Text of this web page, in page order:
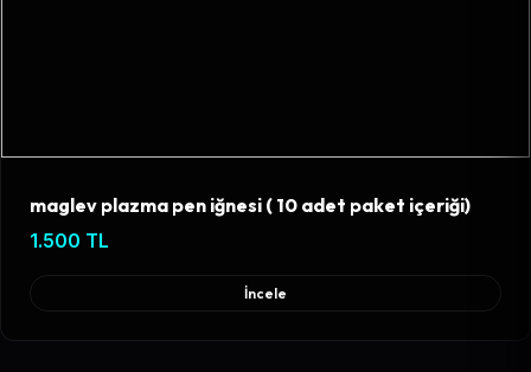
maglev plazma pen iğnesi ( 10 adet paket içeriği)
1.500 TL
İncele